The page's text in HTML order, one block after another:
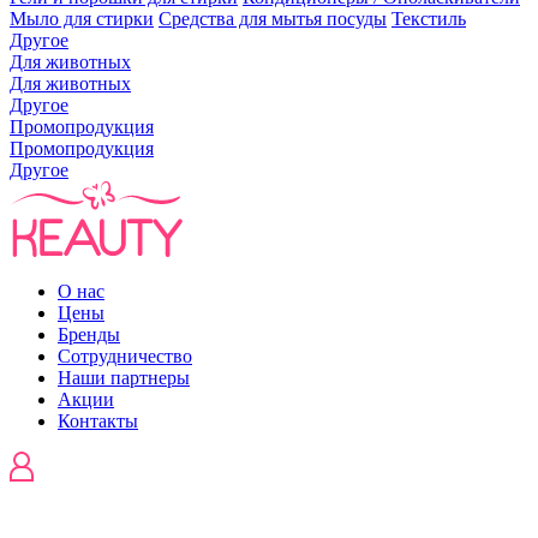
Мыло для стирки Средства для мытья посуды Текстиль
Другое
Для животных
Для животных
Другое
Промопродукция
Промопродукция
Другое
О нас
Цены
Бренды
Сотрудничество
Наши партнеры
Акции
Контакты